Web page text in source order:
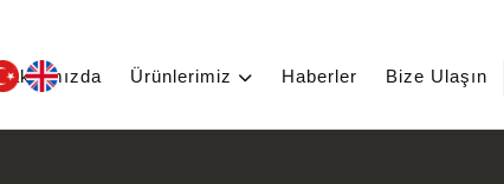
Ürünlerimiz Haberler Bize Ulaşın